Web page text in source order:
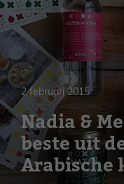
2 februari 2015
Nadia &
beste uit
Arabische